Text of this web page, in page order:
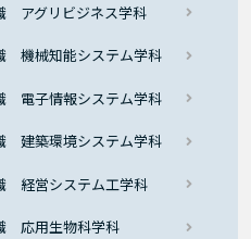
アグリビジネス学科
機械知能システム学科
電子情報システム学科
建築環境システム学科
経営システム工学科
応用生物科学科